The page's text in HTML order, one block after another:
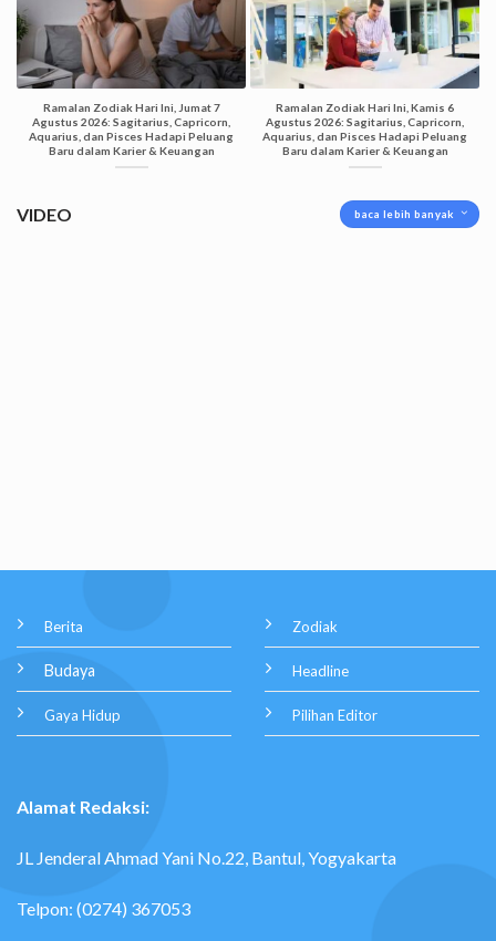
Ramalan Zodiak Hari Ini, Jumat 7
Agustus 2026: Sagitarius, Capricorn,
Aquarius, dan Pisces Hadapi Peluang
Baru dalam Karier & Keuangan
Ramalan Zodiak Hari Ini, Kamis 6
Agustus 2026: Sagitarius, Capricorn,
Aquarius, dan Pisces Hadapi Peluang
Baru dalam Karier & Keuangan
VIDEO baca lebih banyak
Berita
Budaya
Gaya Hidup
Zodiak
Headline
Pilihan Editor
Alamat Redaksi:
JL Jenderal Ahmad Yani No.22, Bantul, Yogyakarta
Telpon: (0274) 367053